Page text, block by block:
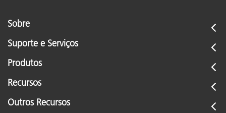
Sobre
Suporte e Serviços
Produtos
Recursos
Outros Recursos